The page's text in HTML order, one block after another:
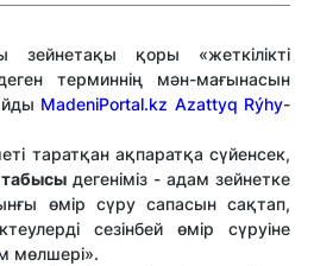
зейнетақы қоры «жеткілікті
терминнің мән-мағынасын
MadeniPortal.kz Azattyq Rýhy-
таратқан ақпаратқа сүйенсек,
табысы дегеніміз - адам зейнетке
өмір сүру сапасын сақтап,
сезінбей өмір сүруіне
мөлшері».